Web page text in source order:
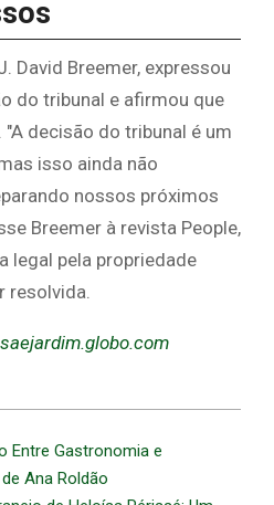
David Breemer, expressou
do tribunal e afirmou que
decisão do tribunal é um
isso ainda não
nossos próximos
Breemer à revista People,
legal pela propriedade
resolvida.
Entre Gastronomia e
Ana Roldão